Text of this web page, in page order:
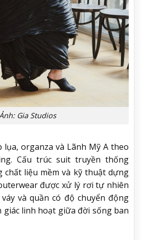
Gia Studios
organza và Lãnh Mỹ A theo
Cấu trúc suit truyền thống
chất liệu mềm và kỹ thuật dựng
được xử lý rơi tự nhiên
và quần có độ chuyển động
giác linh hoạt giữa đời sống ban